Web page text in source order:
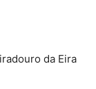
da Eira